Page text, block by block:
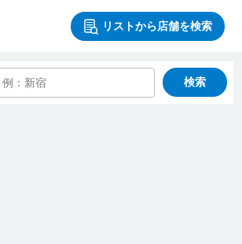
リストから店舗を検索
検索